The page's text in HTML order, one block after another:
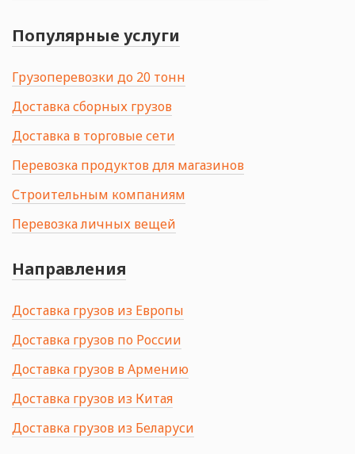
Популярные услуги
Грузоперевозки до 20 тонн
Доставка сборных грузов
Доставка в торговые сети
Перевозка продуктов для магазинов
Строительным компаниям
Перевозка личных вещей
Направления
Доставка грузов из Европы
Доставка грузов по России
Доставка грузов в Армению
Доставка грузов из Китая
Доставка грузов из Беларуси